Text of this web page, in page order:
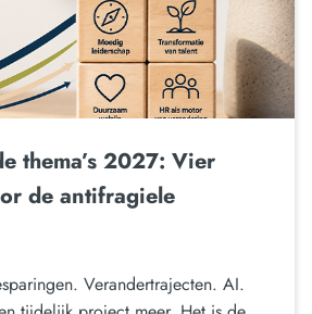
thema’s 2027: Vier
de antifragiele
Verandertrajecten. AI.